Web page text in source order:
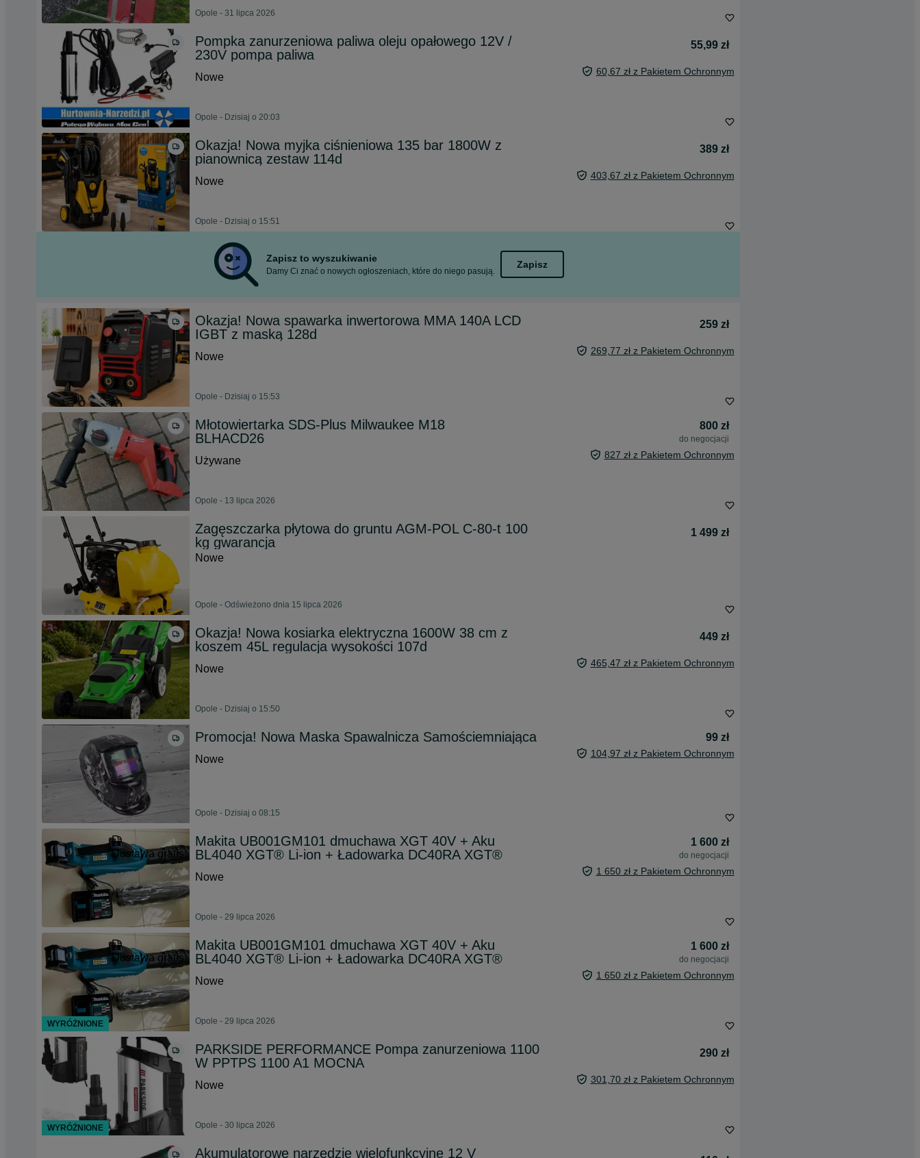
Opole - 31 lipca 2026
Pompka zanurzeniowa paliwa oleju opałowego 12V /
230V pompa paliwa
55,99 zł
Nowe 60,67 zł z Pakietem Ochronnym
Opole - Dzisiaj o 20:03
Okazja! Nowa myjka ciśnieniowa 135 bar 1800W z
pianownicą zestaw 114d
389 zł
Nowe 403,67 zł z Pakietem Ochronnym
Opole - Dzisiaj o 15:51
Zapisz to wyszukiwanie
Damy Ci znać o nowych ogłoszeniach, które do niego pasują.
Zapisz
Okazja! Nowa spawarka inwertorowa MMA 140A LCD
IGBT z maską 128d
259 zł
Nowe 269,77 zł z Pakietem Ochronnym
Opole - Dzisiaj o 15:53
Młotowiertarka SDS-Plus Milwaukee M18
BLHACD26
800 zł
do negocjacji
Używane 827 zł z Pakietem Ochronnym
Opole - 13 lipca 2026
Zagęszczarka płytowa do gruntu AGM-POL C-80-t 100
kg gwarancja
1 499 zł
Nowe
Opole - Odświeżono dnia 15 lipca 2026
Okazja! Nowa kosiarka elektryczna 1600W 38 cm z
koszem 45L regulacja wysokości 107d
449 zł
Nowe 465,47 zł z Pakietem Ochronnym
Opole - Dzisiaj o 15:50
Promocja! Nowa Maska Spawalnicza Samościemniająca
99 zł
Nowe
104,97 zł z Pakietem Ochronnym
Opole - Dzisiaj o 08:15
Dostawa gratis
Makita UB001GM101 dmuchawa XGT 40V + Aku
BL4040 XGT® Li-ion + Ładowarka DC40RA XGT®
1 600 zł
do negocjacji
Nowe 1 650 zł z Pakietem Ochronnym
Opole - 29 lipca 2026
Dostawa gratis
Makita UB001GM101 dmuchawa XGT 40V + Aku
BL4040 XGT® Li-ion + Ładowarka DC40RA XGT®
1 600 zł
do negocjacji
Nowe 1 650 zł z Pakietem Ochronnym
Opole - 29 lipca 2026
PARKSIDE PERFORMANCE Pompa zanurzeniowa 1100
W PPTPS 1100 A1 MOCNA
290 zł
Nowe 301,70 zł z Pakietem Ochronnym
Opole - 30 lipca 2026
Akumulatorowe narzędzie wielofunkcyjne 12 V
WYRÓŻNIONE
WYRÓŻNIONE